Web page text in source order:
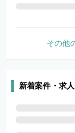
その他
新着案件・求人